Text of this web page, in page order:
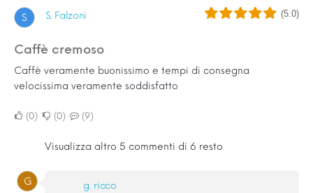
S S. Falzoni (5.0)
Caffè cremoso
Caffè veramente buonissimo e tempi di consegna
velocissima veramente soddisfatto
0 0 9
Visualizza altro 5 commenti di 6 resto
G g. ricco